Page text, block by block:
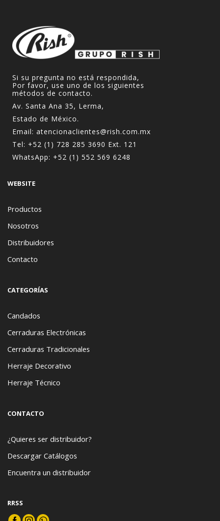
Si su pregunta no está respondida,
Por favor, use uno de los siguientes
métodos de contacto.
Av. Santa Ana 35, Lerma,
Estado de México.
Email: atencionaclientes@rish.com.mx
Tel: +52 (1) 728 285 3690 Ext. 121
WhatsApp: +52 (1) 552 569 6248
WEBSITE
Productos
Nosotros
Distribuidores
Contacto
CATEGORÍAS
Candados
Cerraduras Electrónicas
Cerraduras Tradicionales
Herraje Decorativo
Herraje Técnico
CONTACTO
¿Quieres ser distribuidor?
Descargar Catálogos
Encuentra un distribuidor
RRSS